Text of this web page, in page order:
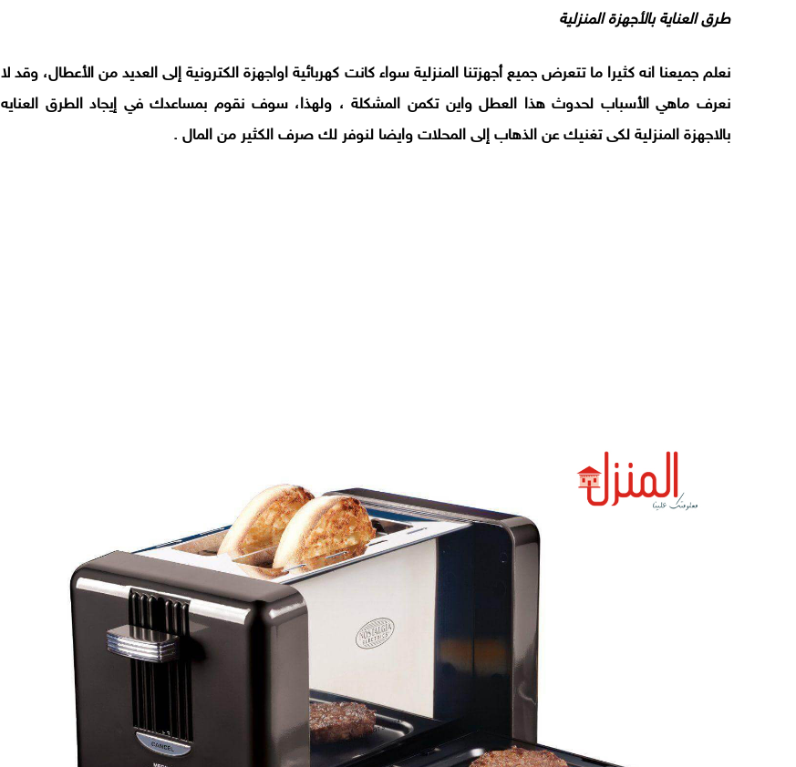
طرق العناية بالأجهزة المنزلية
نعلم جميعنا انه كثيرا ما تتعرض جميع أجهزتنا المنزلية سواء كانت كهربائية اواجهزة الكترونية إلى العديد من الأعطال، وقد لا
نعرف ماهي الأسباب لحدوث هذا العطل واين تكمن المشكلة ، ولهذا، سوف نقوم بمساعدك في إيجاد الطرق العنايه
بالاجهزة المنزلية لكى تغنيك عن الذهاب إلى المحلات وايضا لنوفر لك صرف الكثير من المال .